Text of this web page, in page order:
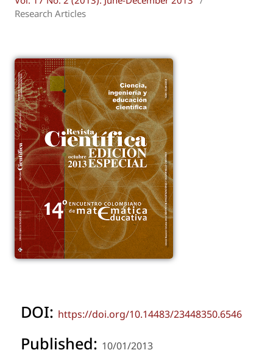
Research Articles
DOI: https://doi.org/10.14483/23448350.6546
Published: 10/01/2013